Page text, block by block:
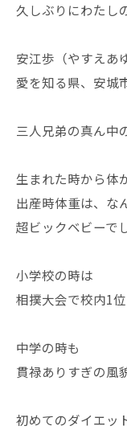
久しぶりにわたし
安江歩（やすえあ
愛を知る県、安城
三人兄弟の真ん中
生まれた時から体
出産時体重は、な
超ビックベビーで
小学校の時は
相撲大会で校内1位
中学の時も
貫禄ありすぎの風
初めてのダイエッ